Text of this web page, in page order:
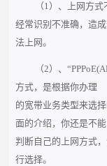
（1）、上网方
经常识别不准确，造
法上网。
（2）、
方式，是根据你办理
的宽带业务类型来选
面的介绍，你还是不能
判断自己的上网方式
行选择。